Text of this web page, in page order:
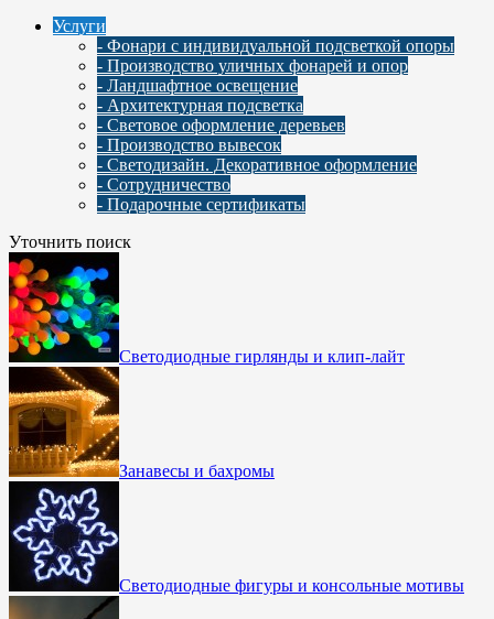
Услуги
- Фонари с индивидуальной подсветкой опоры
- Производство уличных фонарей и опор
- Ландшафтное освещение
- Архитектурная подсветка
- Световое оформление деревьев
- Производство вывесок
- Светодизайн. Декоративное оформление
- Сотрудничество
- Подарочные сертификаты
Уточнить поиск
Светодиодные гирлянды и клип-лайт
Занавесы и бахромы
Cветодиодные фигуры и консольные мотивы